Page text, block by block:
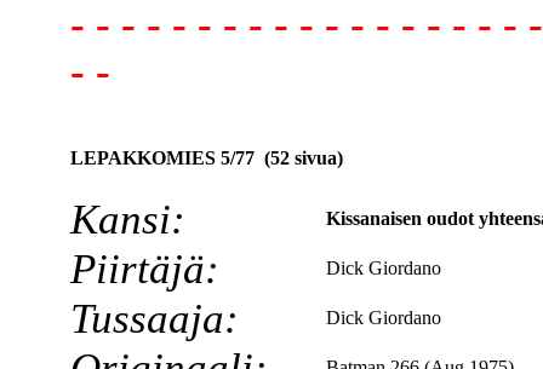
- - - - - - - - - - - - - - - - - -
- -
LEPAKKOMIES 5/77 (52 sivua)
Kansi: Kissanaisen oudot
Piirtäjä: Dick Giordano
Tussaaja: Dick Giordano